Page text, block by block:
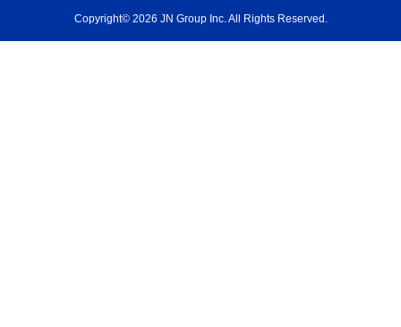
Copyright© 2026 JN Group Inc. All Rights Reserved.